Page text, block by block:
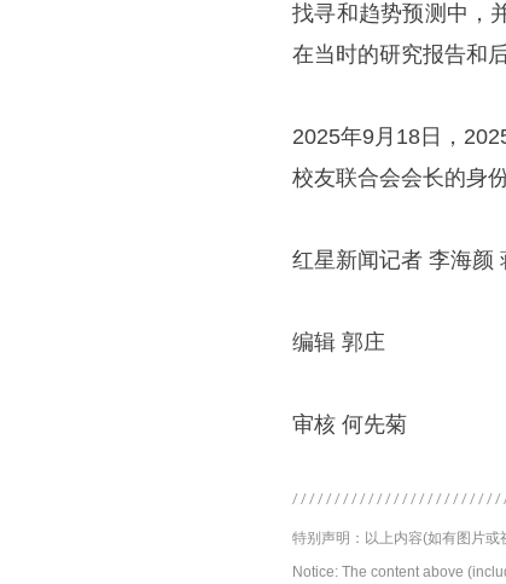
找寻和趋势预测中，
在当时的研究报告和
2025年9月18日，
校友联合会会长的身
红星新闻记者 李海颜
编辑 郭庄
审核 何先菊
特别声明：以上内容(如有图片或
Notice: The content above